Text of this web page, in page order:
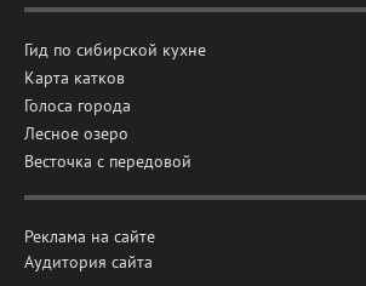
Гид по сибирской кухне
Карта катков
Голоса города
Лесное озеро
Весточка с передовой
Реклама на сайте
Аудитория сайта